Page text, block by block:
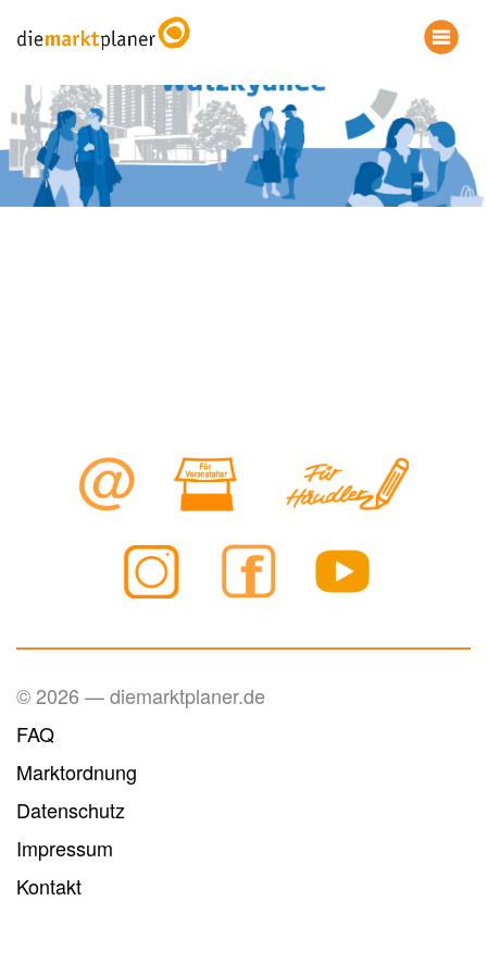
© 2026 — diemarktplaner.de
FAQ
Marktordnung
Datenschutz
Impressum
Kontakt